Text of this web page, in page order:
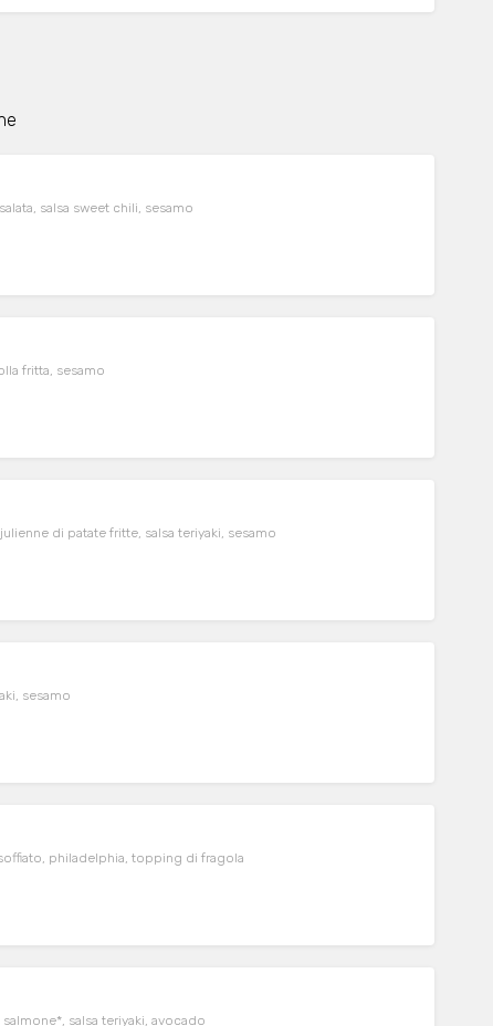
salsa sweet chili, sesamo
fritta, sesamo
di patate fritte, salsa teriyaki, sesamo
sesamo
philadelphia, topping di fragola
salsa teriyaki, avocado